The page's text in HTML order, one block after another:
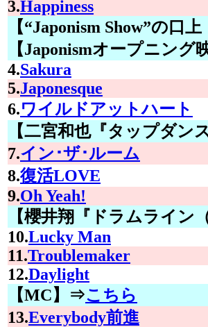
3.Happiness
【“Japonism Show”の口
【Japonismオープニング
4.Sakura
5.Japonesque
6.ワイルドアットハート
【二宮和也『タップダン
7.イン･ザ･ルーム
8.復活LOVE
9.Oh Yeah!
【櫻井翔『ドラムライン
10.Lucky Man
11.Troublemaker
12.Daylight
【MC】⇒こちら
13.Everybody前進